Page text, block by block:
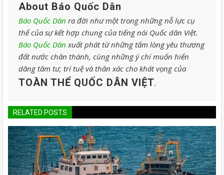
About Báo Quốc Dân
Báo Quốc Dân ra đời như một trong những nỗ lực cụ
thể của sự kết hợp chung của tiếng nói Quốc dân Việt.
Báo Quốc Dân xuất phát từ những tấm lòng yêu thương
đất nước chân thành, cùng những ý chí muốn hiến
dâng tâm tư, trí tuệ và thân xác cho khát vọng của
TOÀN THỂ QUỐC DÂN VIỆT.
RELATED POSTS